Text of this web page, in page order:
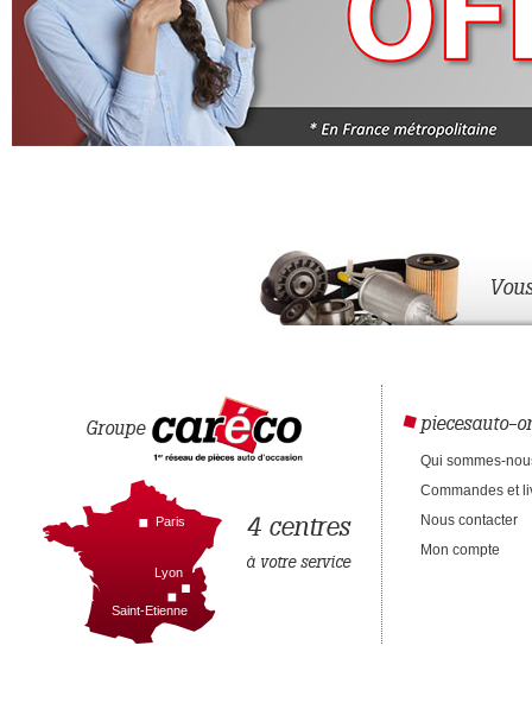
Groupe
4 centres
à votre service
Paris
Lyon
Saint-Etienne
piecesauto-
Qui sommes-
Commandes et
Nous contacter
Mon compte